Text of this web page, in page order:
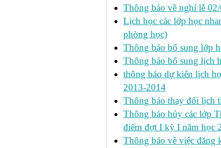
Thông báo về nghỉ lễ
Lịch học các lớp học
phòng học)
Thông báo bổ sung lớp
Thông báo bổ sung
thông báo dự kiến lịch
2013-2014
Thông báo thay đổi lịch
Thông báo hủy các lớp
điểm đợt I kỳ I năm học
Thông báo về việc đăng